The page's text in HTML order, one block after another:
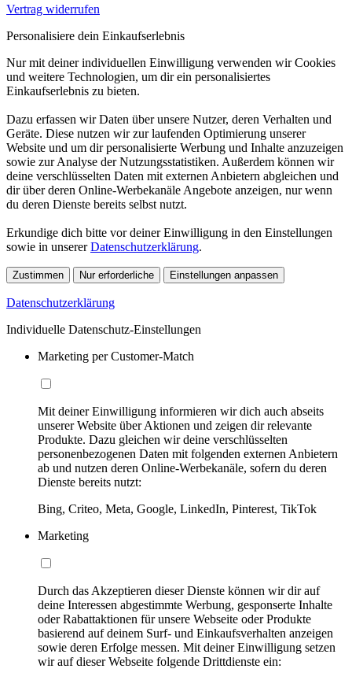
Vertrag widerrufen
Personalisiere dein Einkaufserlebnis
Nur mit deiner individuellen Einwilligung verwenden wir Cookies
und weitere Technologien, um dir ein personalisiertes
Einkaufserlebnis zu bieten.
Dazu erfassen wir Daten über unsere Nutzer, deren Verhalten und
Geräte. Diese nutzen wir zur laufenden Optimierung unserer
Website und um dir personalisierte Werbung und Inhalte anzuzeigen
sowie zur Analyse der Nutzungsstatistiken. Außerdem können wir
deine verschlüsselten Daten mit externen Anbietern abgleichen und
dir über deren Online-Werbekanäle Angebote anzeigen, nur wenn
du deren Dienste bereits selbst nutzt.
Erkundige dich bitte vor deiner Einwilligung in den Einstellungen
sowie in unsererDatenschutzerklärung.
Zustimmen Nur erforderliche Einstellungen anpassen
Datenschutzerklärung
Individuelle Datenschutz-Einstellungen
Marketing per Customer-Match
Mit deiner Einwilligung informieren wir dich auch abseits
unserer Website über Aktionen und zeigen dir relevante
Produkte. Dazu gleichen wir deine verschlüsselten
personenbezogenen Daten mit folgenden externen Anbietern
ab und nutzen deren Online-Werbekanäle, sofern du deren
Dienste bereits nutzt:
Bing, Criteo, Meta, Google, LinkedIn, Pinterest, TikTok
Marketing
Durch das Akzeptieren dieser Dienste können wir dir auf
deine Interessen abgestimmte Werbung, gesponserte Inhalte
oder Rabattaktionen für unsere Webseite oder Produkte
basierend auf deinem Surf- und Einkaufsverhalten anzeigen
sowie deren Erfolge messen. Mit deiner Einwilligung setzen
wir auf dieser Webseite folgende Drittdienste ein: